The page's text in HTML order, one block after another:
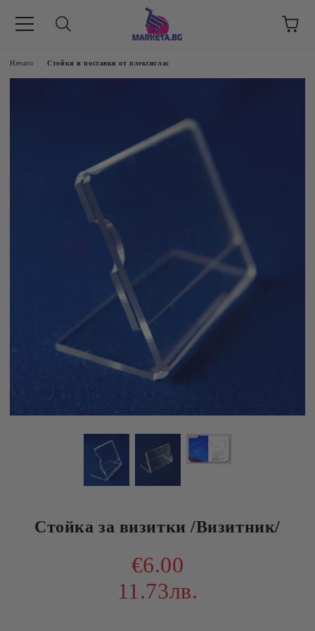
8 -17 ч/
Начало Стойки и поставки от плексиглас
Стойка за визитки /Визитник/
€6.00
11.73лв.